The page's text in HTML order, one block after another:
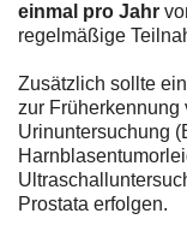
einmal pro Jahr
regelmäßige
Zusätzlich sollte
zur Früherkennung
Urinuntersuchung
Prostata erfolgen.